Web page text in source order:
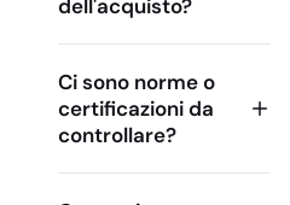
dell'acquisto?
Ci sono norme o
certificazioni da
controllare?